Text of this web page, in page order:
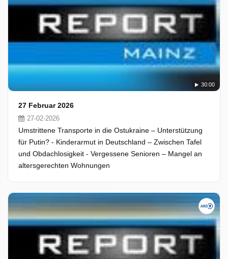
30:00
27 Februar 2026
27-02-2026
Umstrittene Transporte in die Ostukraine – Unterstützung
für Putin? - Kinderarmut in Deutschland – Zwischen Tafel
und Obdachlosigkeit - Vergessene Senioren – Mangel an
altersgerechten Wohnungen